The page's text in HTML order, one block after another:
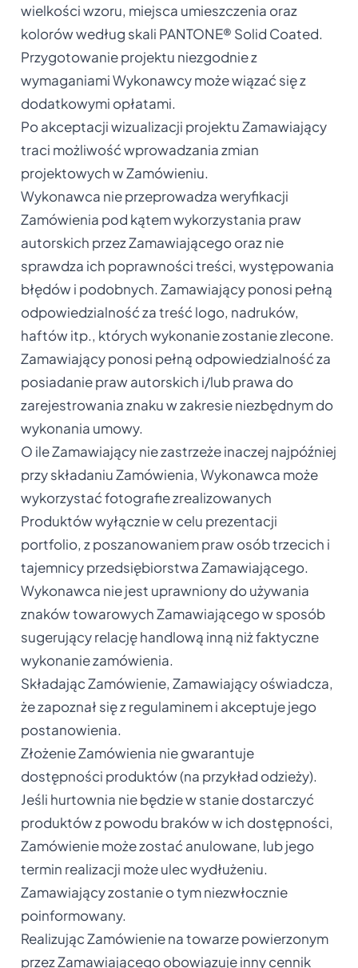
wielkości wzoru, miejsca umieszczenia oraz
kolorów według skali PANTONE® Solid Coated.
Przygotowanie projektu niezgodnie z
wymaganiami Wykonawcy może wiązać się z
dodatkowymi opłatami.
Po akceptacji wizualizacji projektu Zamawiający
traci możliwość wprowadzania zmian
projektowych w Zamówieniu.
Wykonawca nie przeprowadza weryfikacji
Zamówienia pod kątem wykorzystania praw
autorskich przez Zamawiającego oraz nie
sprawdza ich poprawności treści, występowania
błędów i podobnych. Zamawiający ponosi pełną
odpowiedzialność za treść logo, nadruków,
haftów itp., których wykonanie zostanie zlecone.
Zamawiający ponosi pełną odpowiedzialność za
posiadanie praw autorskich i/lub prawa do
zarejestrowania znaku w zakresie niezbędnym do
wykonania umowy.
O ile Zamawiający nie zastrzeże inaczej najpóźniej
przy składaniu Zamówienia, Wykonawca może
wykorzystać fotografie zrealizowanych
Produktów wyłącznie w celu prezentacji
portfolio, z poszanowaniem praw osób trzecich i
tajemnicy przedsiębiorstwa Zamawiającego.
Wykonawca nie jest uprawniony do używania
znaków towarowych Zamawiającego w sposób
sugerujący relację handlową inną niż faktyczne
wykonanie zamówienia.
Składając Zamówienie, Zamawiający oświadcza,
że zapoznał się z regulaminem i akceptuje jego
postanowienia.
Złożenie Zamówienia nie gwarantuje
dostępności produktów (na przykład odzieży).
Jeśli hurtownia nie będzie w stanie dostarczyć
produktów z powodu braków w ich dostępności,
Zamówienie może zostać anulowane, lub jego
termin realizacji może ulec wydłużeniu.
Zamawiający zostanie o tym niezwłocznie
poinformowany.
Realizując Zamówienie na towarze powierzonym
przez Zamawiającego obowiązuje inny cennik